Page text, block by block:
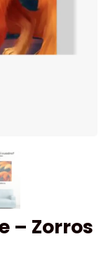
– Zorros